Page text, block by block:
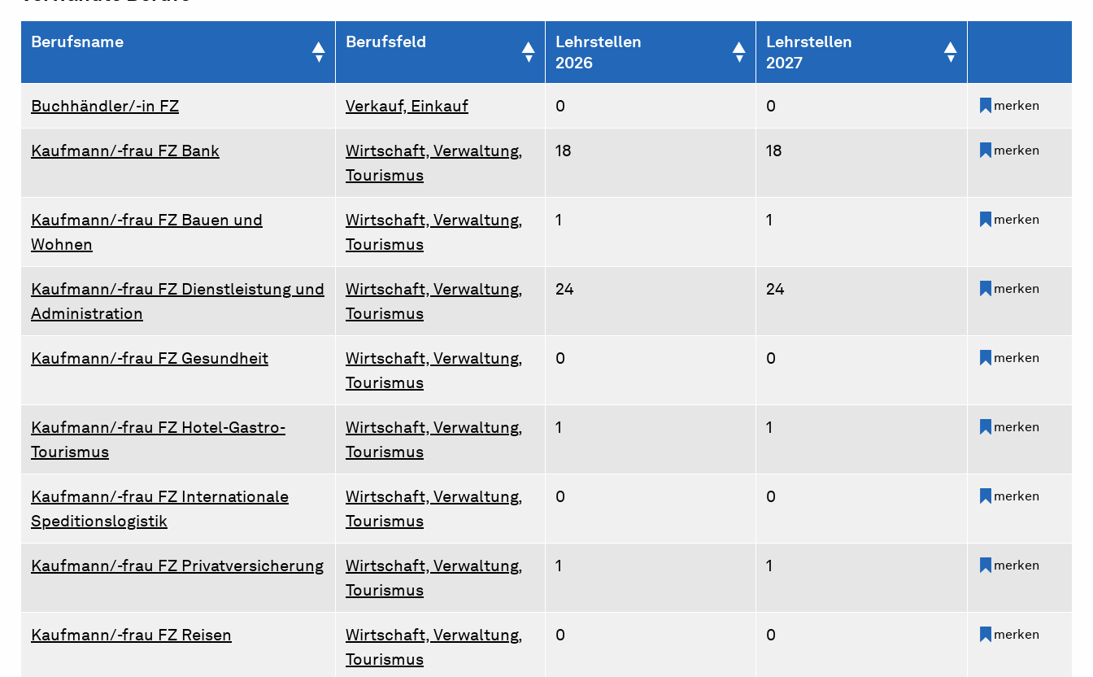
Berufsname Berufsfeld
Lehrstellen
2026
Lehrstellen
2027
Buchhändler/-in FZ Verkauf, Einkauf 0 0 merken
Kaufmann/-frau FZ Bank
Wirtschaft, Verwaltung,
Tourismus
18 18 merken
Kaufmann/-frau FZ Bauen und
Wohnen
Wirtschaft, Verwaltung,
Tourismus
1 1 merken
Kaufmann/-frau FZ Dienstleistung und
Administration
Wirtschaft, Verwaltung,
Tourismus
24 24 merken
Kaufmann/-frau FZ Gesundheit
Wirtschaft, Verwaltung,
Tourismus
0 0 merken
Kaufmann/-frau FZ Hotel-Gastro-
Tourismus
Wirtschaft, Verwaltung,
Tourismus
1 1 merken
Kaufmann/-frau FZ Internationale
Speditionslogistik
Wirtschaft, Verwaltung,
Tourismus
0 0 merken
Kaufmann/-frau FZ Privatversicherung
Wirtschaft, Verwaltung,
Tourismus
1 1 merken
Kaufmann/-frau FZ Reisen
Wirtschaft, Verwaltung,
Tourismus
0 0 merken